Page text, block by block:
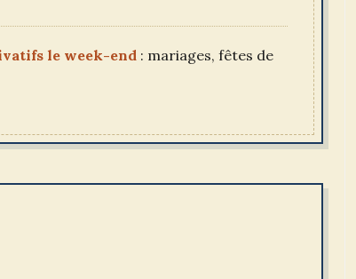
le week-end : mariages, fêtes de